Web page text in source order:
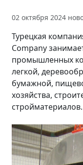
02 октября 2024
Турецкая
Company
промышленных
легкой,
бумажной,
хозяйства,
стройматериалов.